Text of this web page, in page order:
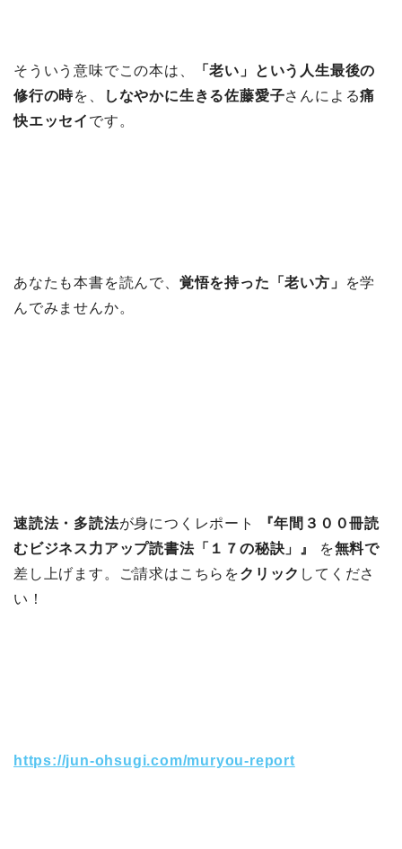
そういう意味でこの本は、
「老い」という人生最後の
修行の時を、 しなやかに生きる佐藤愛子さんによる痛
快エッセイ です。
あなたも本書を読んで、 覚悟を持った「老い方」
を学
んでみませんか。
速読法・多読法が身につくレポート
『年間３００冊読
むビジネス力アップ読書法「１７の秘訣」』
を無料で
差し上げます。ご請求はこちらをクリック してくださ
い！
https://jun-ohsugi.com/muryou-report